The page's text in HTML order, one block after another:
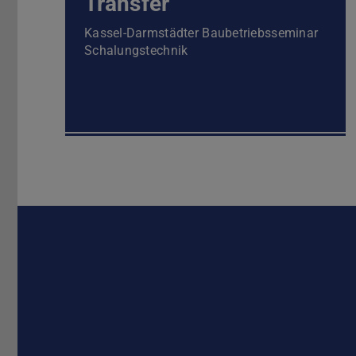
Kassel-Darmstädter Baubetriebsseminar
Schalungstechnik